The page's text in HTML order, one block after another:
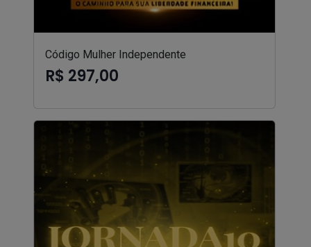
Código Mulher Independente
R$ 297,00